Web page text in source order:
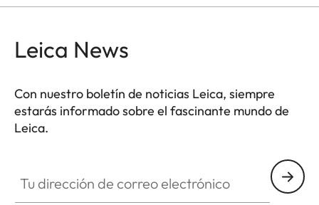
Leica News
Con nuestro boletín de noticias Leica, siempre
estarás informado sobre el fascinante mundo de
Leica.